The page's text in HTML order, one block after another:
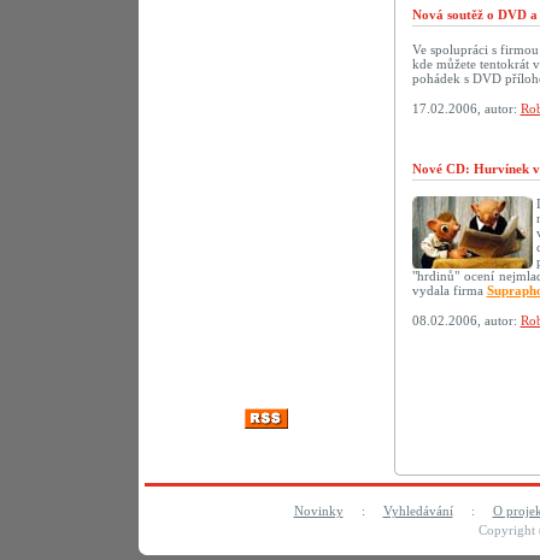
Nová soutěž o DVD
Ve spolupráci s
kde můžete tentokrát
pohádek s DVD
17.02.2006, autor:
Nové CD: Hurvínek v
"hrdinů" ocení
vydala firma
08.02.2006, autor:
Novinky: Vyhledávání: O
Copyright